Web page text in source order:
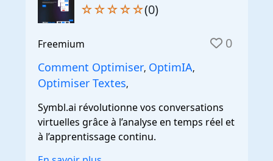
☆☆☆☆☆(0)
Freemium 0
Comment Optimiser, OptimIA,
Optimiser Textes,
Symbl.ai révolutionne vos conversations
virtuelles grâce à l’analyse en temps réel et
à l’apprentissage continu.